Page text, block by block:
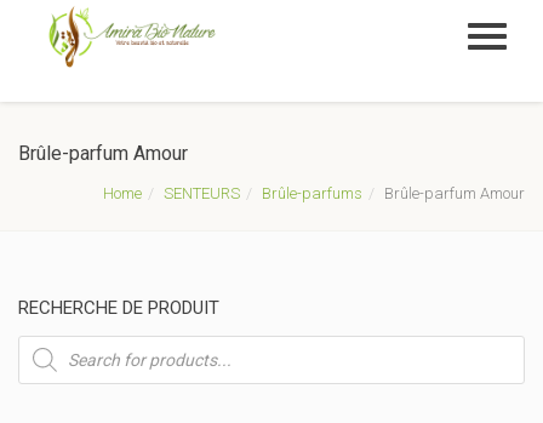
Brûle-parfum Amour
Home SENTEURS Brûle-parfums Brûle-parfum Amour
RECHERCHE DE PRODUIT
Recherche
de
produits